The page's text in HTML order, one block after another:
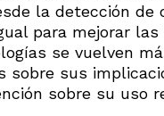
la detección de
para mejorar las
se vuelven
sobre sus
sobre su uso